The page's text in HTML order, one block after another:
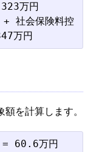
万円
社会保険料控
を計算します。
= 60.6万円